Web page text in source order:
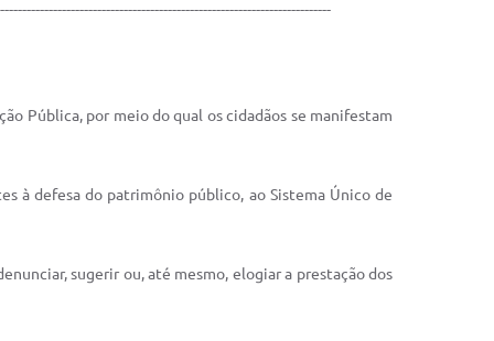
Pública, por meio do qual os cidadãos se manifestam
à defesa do patrimônio público, ao Sistema Único de
sugerir ou, até mesmo, elogiar a prestação dos